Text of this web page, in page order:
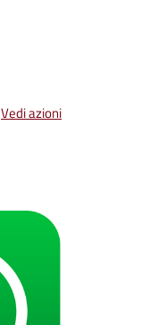
Vedi azioni